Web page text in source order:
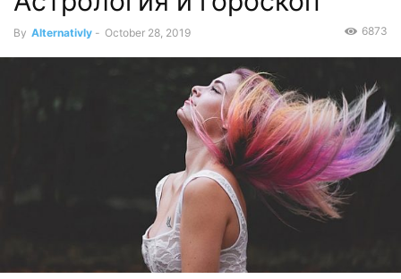
By Alternativly - October 28, 2019 6873